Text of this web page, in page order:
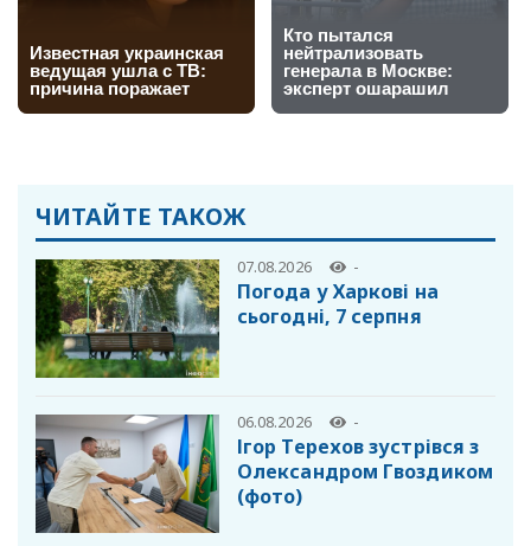
ЧИТАЙТЕ ТАКОЖ
07.08.2026 -
Погода у Харкові на
сьогодні, 7 серпня
06.08.2026 -
Ігор Терехов зустрівся з
Олександром Гвоздиком
(фото)